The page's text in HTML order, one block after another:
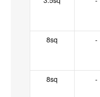
8sq -
8sq -